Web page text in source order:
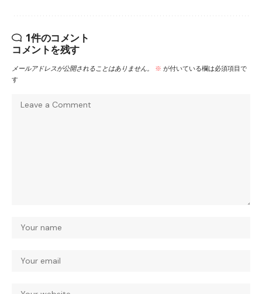
1件のコメント
コメントを残す
メールアドレスが公開されることはありません。 ※ が付いている欄は必須項目で
す